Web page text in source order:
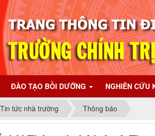
ĐÀO TẠO BỒI DƯỠNG NGHIÊN CỨU
Tin tức nhà trường Thông báo